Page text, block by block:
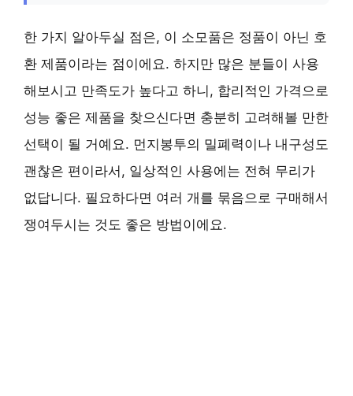
한 가지 알아두실 점은, 이 소모품은 정품이 아닌 호
환 제품이라는 점이에요. 하지만 많은 분들이 사용
해보시고 만족도가 높다고 하니, 합리적인 가격으로
성능 좋은 제품을 찾으신다면 충분히 고려해볼 만한
선택이 될 거예요. 먼지봉투의 밀폐력이나 내구성도
괜찮은 편이라서, 일상적인 사용에는 전혀 무리가
없답니다. 필요하다면 여러 개를 묶음으로 구매해서
쟁여두시는 것도 좋은 방법이에요.